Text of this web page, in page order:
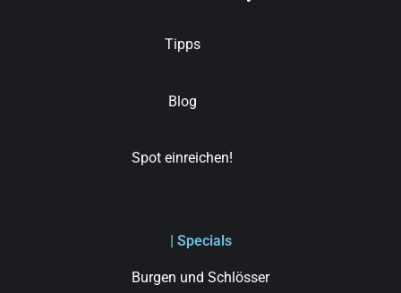
Tipps
Blog
Spot einreichen!
| Specials
Burgen und Schlösser